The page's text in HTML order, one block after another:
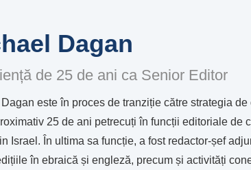
Dagan
de 25 de ani ca Senior Editor
este în proces de tranziție către strategia
25 de ani petrecuți în funcții editoriale
Israel. În ultima sa funcție, a fost redactor-șef
în ebraică și engleză, precum și activități